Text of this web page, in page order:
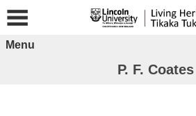
Menu
P. F. Coates